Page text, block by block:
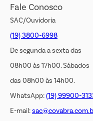
Transparência Salarial
Fale Conosco
SAC/Ouvidoria
(19) 3800-6998
De segunda a sexta das
08h00 às 17h00. Sábados
das 08h00 às 14h00.
WhatsApp:(19) 99900-
E-mail: